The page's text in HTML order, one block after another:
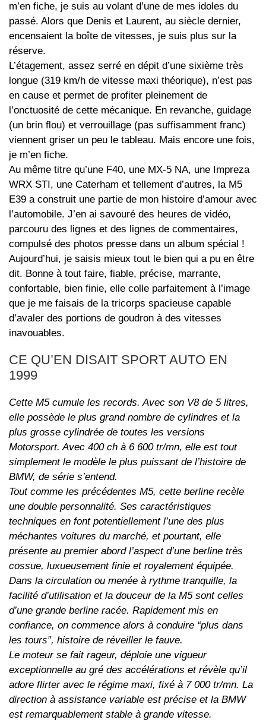
m’en fiche, je suis au volant d’une de mes idoles du
passé. Alors que Denis et Laurent, au siècle dernier,
encensaient la boîte de vitesses, je suis plus sur la
réserve.
L’étagement, assez serré en dépit d’une sixième très
longue (319 km/h de vitesse maxi théorique), n’est pas
en cause et permet de profiter pleinement de
l’onctuosité de cette mécanique. En revanche, guidage
(un brin flou) et verrouillage (pas suffisamment franc)
viennent griser un peu le tableau. Mais encore une fois,
je m’en fiche.
Au même titre qu’une F40, une MX-5 NA, une Impreza
WRX STI, une Caterham et tellement d’autres, la M5
E39 a construit une partie de mon histoire d’amour avec
l’automobile. J’en ai savouré des heures de vidéo,
parcouru des lignes et des lignes de commentaires,
compulsé des photos presse dans un album spécial !
Aujourd’hui, je saisis mieux tout le bien qui a pu en être
dit. Bonne à tout faire, fiable, précise, marrante,
confortable, bien finie, elle colle parfaitement à l’image
que je me faisais de la tricorps spacieuse capable
d’avaler des portions de goudron à des vitesses
inavouables.
CE QU’EN DISAIT SPORT AUTO EN
1999
Cette M5 cumule les records. Avec son V8 de 5 litres,
elle possède le plus grand nombre de cylindres et la
plus grosse cylindrée de toutes les versions
Motorsport. Avec 400 ch à 6 600 tr/mn, elle est tout
simplement le modèle le plus puissant de l’histoire de
BMW, de série s’entend.
Tout comme les précédentes M5, cette berline recèle
une double personnalité. Ses caractéristiques
techniques en font potentiellement l’une des plus
méchantes voitures du marché, et pourtant, elle
présente au premier abord l’aspect d’une berline très
cossue, luxueusement finie et royalement équipée.
Dans la circulation ou menée à rythme tranquille, la
facilité d’utilisation et la douceur de la M5 sont celles
d’une grande berline racée. Rapidement mis en
confiance, on commence alors à conduire “plus dans
les tours”, histoire de réveiller le fauve.
Le moteur se fait rageur, déploie une vigueur
exceptionnelle au gré des accélérations et révèle qu’il
adore flirter avec le régime maxi, fixé à 7 000 tr/mn. La
direction à assistance variable est précise et la BMW
est remarquablement stable à grande vitesse.